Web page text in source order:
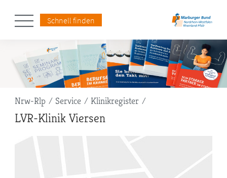
Schnell finden
Pfadnavigation
Nrw-Rlp Service Klinikregister
LVR-Klinik Viersen